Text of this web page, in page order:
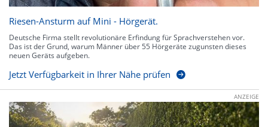
Riesen-Ansturm auf Mini - Hörgerät.
Deutsche Firma stellt revolutionäre Erfindung für Sprachverstehen vor.
Das ist der Grund, warum Männer über 55 Hörgeräte zugunsten dieses
neuen Geräts aufgeben.
Jetzt Verfügbarkeit in Ihrer Nähe prüfen
ANZEIGE